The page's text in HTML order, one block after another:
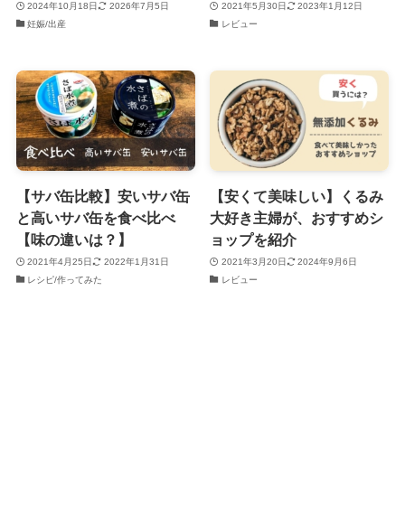
2024年10月18日
2026年7月5日
妊娠/出産
2021年5月30日
2023年1月12日
レビュー
【サバ缶比較】安いサバ缶
と高いサバ缶を食べ比べ
【味の違いは？】
2021年4月25日
2022年1月31日
レシピ/作ってみた
【安くて美味しい】くるみ
大好き主婦が、おすすめシ
ョップを紹介
2021年3月20日
2024年9月6日
レビュー